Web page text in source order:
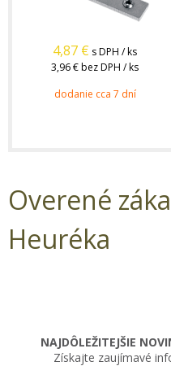
4,87 € s DPH / ks
3,96 €bez DPH / ks
dodanie cca 7 dní
Overené
Heuréka
NAJDÔLEŽITEJŠIE
Získajte zaujímavé